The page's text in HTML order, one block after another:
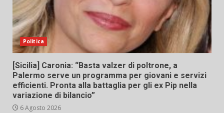
Politica
[Sicilia] Caronia: “Basta valzer di poltrone, a
Palermo serve un programma per giovani e servizi
efficienti. Pronta alla battaglia per gli ex Pip nella
variazione di bilancio”
6 Agosto 2026